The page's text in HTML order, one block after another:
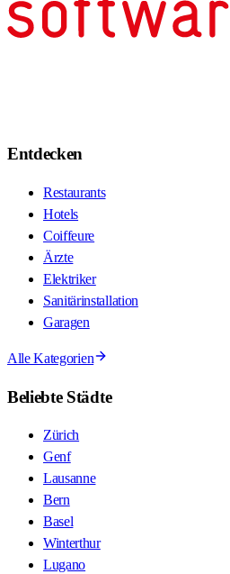
Entdecken
Restaurants
Hotels
Coiffeure
Ärzte
Elektriker
Sanitärinstallation
Garagen
Alle Kategorien
Beliebte Städte
Zürich
Genf
Lausanne
Bern
Basel
Winterthur
Lugano